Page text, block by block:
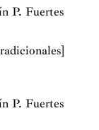
P. Fuertes
P. Fuertes